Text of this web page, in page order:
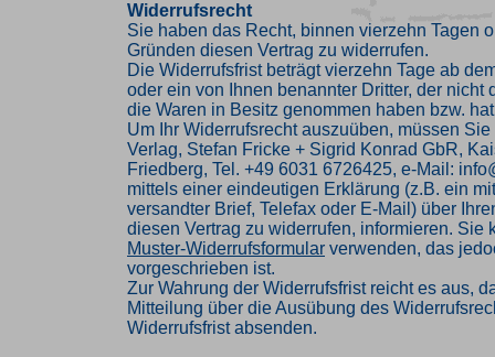
Widerrufsrecht
Sie haben das Recht, binnen vierzehn Tagen
Gründen diesen Vertrag zu widerrufen.
Die Widerrufsfrist beträgt vierzehn Tage ab
oder ein von Ihnen benannter Dritter, der nicht
die Waren in Besitz genommen haben bzw.
Um Ihr Widerrufsrecht auszuüben, müssen
Verlag, Stefan Fricke + Sigrid Konrad GbR,
Friedberg, Tel. +49 6031 6726425, e-Mail:
mittels einer eindeutigen Erklärung (z.B. ein
versandter Brief, Telefax oder E-Mail) über
diesen Vertrag zu widerrufen, informieren. Sie
Muster-Widerrufsformular verwenden, das
vorgeschrieben ist.
Zur Wahrung der Widerrufsfrist reicht es aus,
Mitteilung über die Ausübung des
Widerrufsfrist absenden.